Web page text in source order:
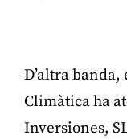
D’altra banda,
Climàtica ha
Inversiones,